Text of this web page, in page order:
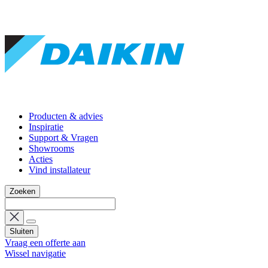
Producten & advies
Inspiratie
Support & Vragen
Showrooms
Acties
Vind installateur
Zoeken
Sluiten
Vraag een offerte aan
Wissel navigatie